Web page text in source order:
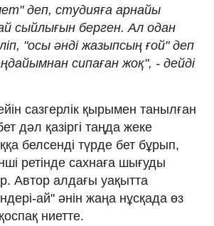
деп, студияға арнайы
сыйлығын берген. Ал одан
"осы әнді жазыпсың ғой" деп
сипаған жоқ", - дейді
сазгерлік қырымен танылған
дәл қазіргі таңда жеке
белсенді түрде бет бұрып,
ретінде сахнаға шығуды
Автор алдағы уақытта
ай" әнін жаңа нұсқада өз
ниетте.